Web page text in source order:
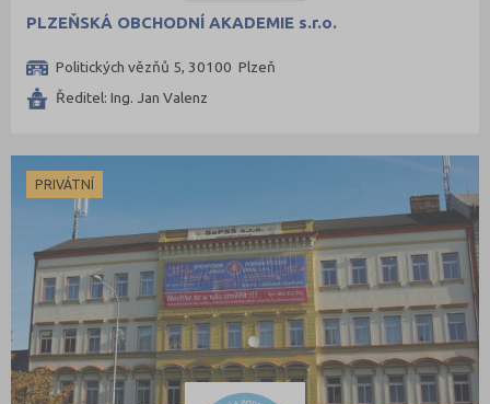
PLZEŇSKÁ OBCHODNÍ AKADEMIE s.r.o.
Politických vězňů 5, 30100 Plzeň
Ředitel: Ing. Jan Valenz
PRIVÁTNÍ